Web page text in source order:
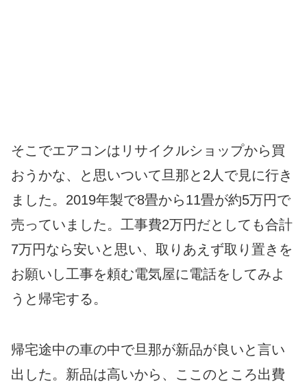
そこでエアコンはリサイクルショップから買
おうかな、と思いついて旦那と2人で見に行き
ました。2019年製で8畳から11畳が約5万円で
売っていました。工事費2万円だとしても合計
7万円なら安いと思い、取りあえず取り置きを
お願いし工事を頼む電気屋に電話をしてみよ
うと帰宅する。
帰宅途中の車の中で旦那が新品が良いと言い
出した。新品は高いから、ここのところ出費